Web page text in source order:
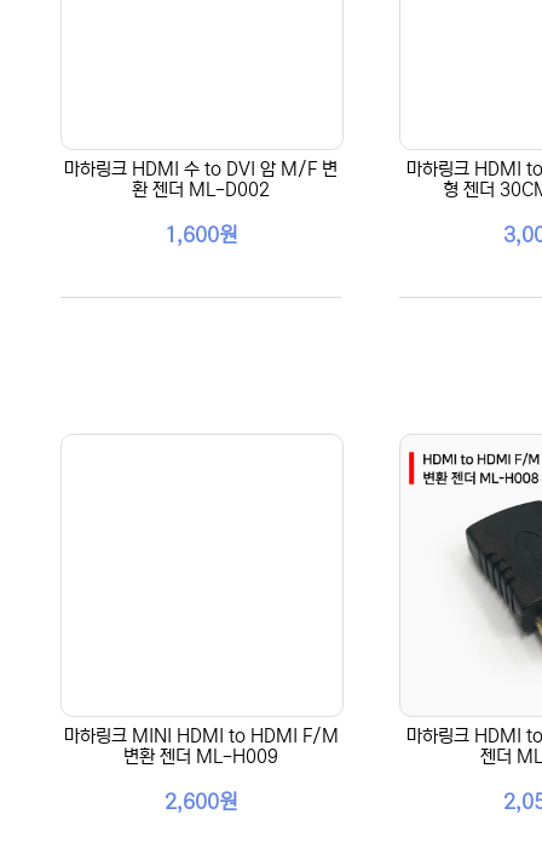
마하링크 HDMI 수 to DVI 암 M/F 변
환 젠더 ML-D002
1,600원
마하링크 HDMI
형 젠더
마하링크 MINI HDMI to HDMI F/M
변환 젠더 ML-H009
2,600원
마하링크 HDMI
젠더